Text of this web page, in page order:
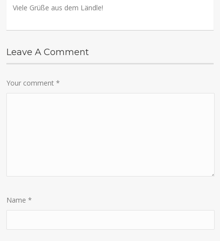
Viele Grüße aus dem Ländle!
Leave A Comment
Your comment*
Name*